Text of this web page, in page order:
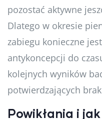
pozostać aktywne
Dlatego w okresie
zabiegu konieczne
antykoncepcji do
kolejnych wyników
potwierdzających
Powikłania i